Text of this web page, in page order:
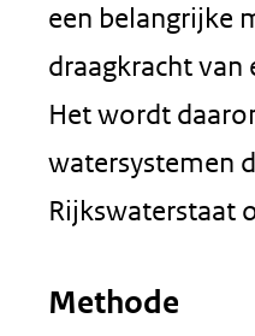
een belangrijke
draagkracht van
Het wordt
watersystemen
Rijkswaterstaat
Methode